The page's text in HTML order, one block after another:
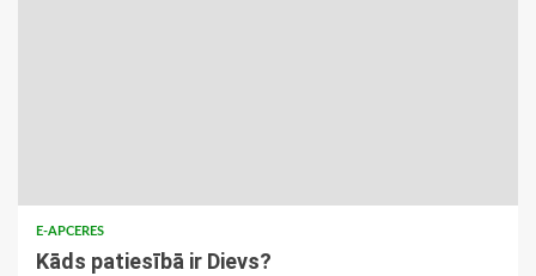
E-APCERES
Kāds patiesībā ir Dievs?